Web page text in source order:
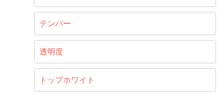
テンパー
透明度
トップホワイト